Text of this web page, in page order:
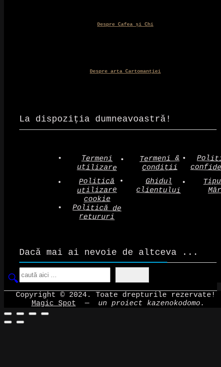
Despre Cafea și Chi
Despre arta Cartomanției
La dispoziția dumneavoastră!
Termeni
utilizare
Termeni &
Condiții
Politică
utilizare
cookie
Ghidul
clientului
Politică de
retururi
Dacă mai ai nevoie de altceva ...
Copyright © 2024. Toate drepturile rezervate!
Magic Spot — un proiect kazenokodomo.